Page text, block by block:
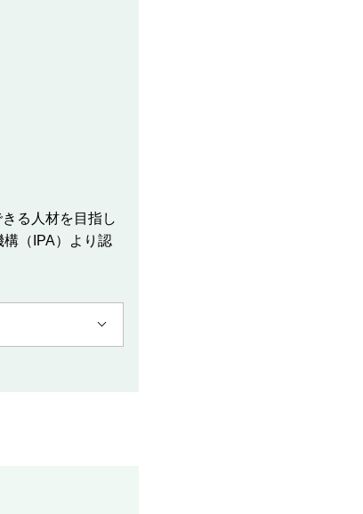
る人材を目指し
（IPA）より認